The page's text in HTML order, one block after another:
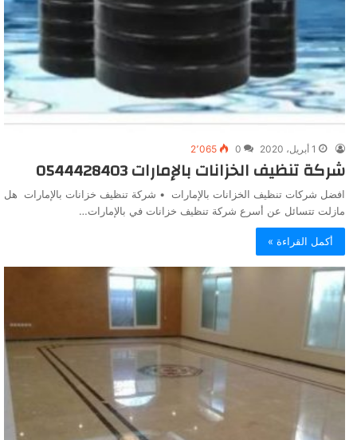
1 أبريل، 2020 0 2٬065
شركة تنظيف الخزانات بالإمارات 0544428403
افضل شركات تنظيف الخزانات بالإمارات • شركة تنظيف خزانات بالإمارات هل
مازلت تتسائل عن أسرع شركة تنظيف خزانات في بالإمارات…
أكمل القراءة »